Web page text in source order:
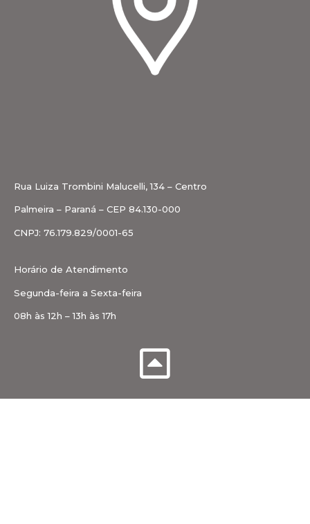
Rua Luiza Trombini Malucelli, 134 – Centro
Palmeira – Paraná – CEP 84.130-000
CNPJ: 76.179.829/0001-65
Horário de Atendimento
Segunda-feira a Sexta-feira
08h às 12h – 13h às 17h